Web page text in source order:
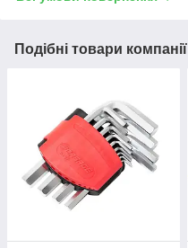
Подібні товари компанії